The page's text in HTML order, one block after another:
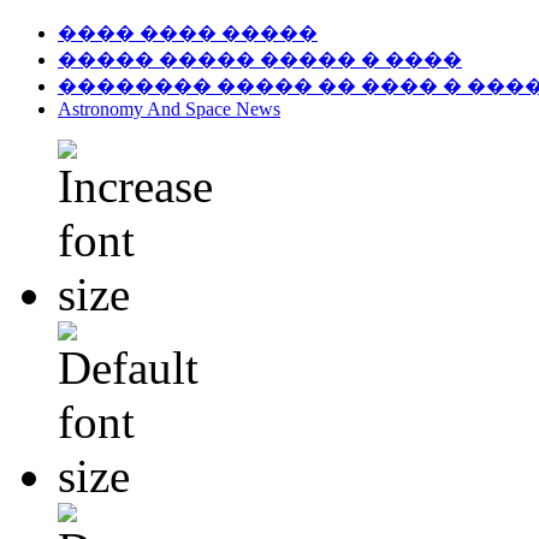
���� ���� �����
����� ����� ����� � ����
�������� ����� �� ���� �
Astronomy And Space News